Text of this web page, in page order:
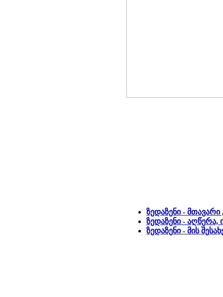
ზედაზენი -
ზედაზენი -
ზედაზენი - მის